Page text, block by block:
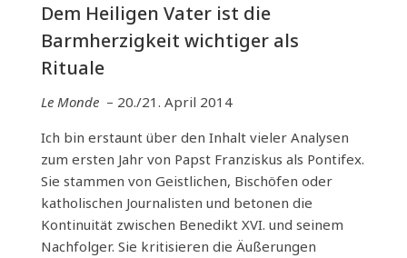
Dem Heiligen Vater ist die
Barmherzigkeit wichtiger als
Rituale
Le Monde – 20./21. April 2014
Ich bin erstaunt über den Inhalt vieler Analysen
zum ersten Jahr von Papst Franziskus als Pontifex.
Sie stammen von Geistlichen, Bischöfen oder
katholischen Journalisten und betonen die
Kontinuität zwischen Benedikt XVI. und seinem
Nachfolger. Sie kritisieren die Äußerungen